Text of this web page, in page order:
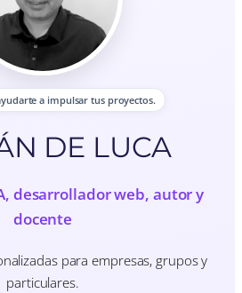
a impulsar tus proyectos.
DE LUCA
desarrollador web, autor y
docente
para empresas, grupos y
particulares.